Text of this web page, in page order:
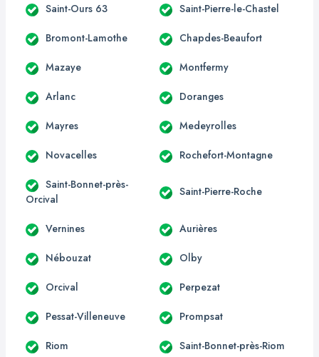
Saint-Ours 63 Saint-Pierre-le-Chastel
Bromont-Lamothe Chapdes-Beaufort
Mazaye Montfermy
Arlanc Doranges
Mayres Medeyrolles
Novacelles Rochefort-Montagne
Saint-Bonnet-près-
Orcival
Saint-Pierre-Roche
Vernines Aurières
Nébouzat Olby
Orcival Perpezat
Pessat-Villeneuve Prompsat
Riom Saint-Bonnet-près-Riom